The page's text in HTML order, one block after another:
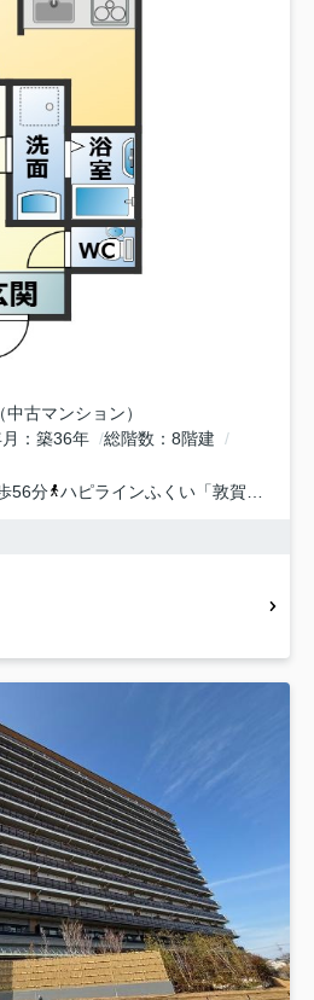
古マンション）
築36年 総階数
8階建
56分 ハピラインふくい 「敦賀